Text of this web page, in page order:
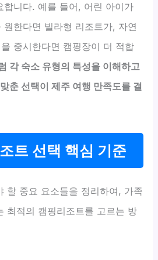
합니다. 예를 들어, 어린 아이가
한다면 빌라형 리조트가, 자연
중시한다면 캠핑장이 더 적합
각 숙소 유형의 특성을 이해하고
춘 선택이 제주 여행 만족도를 결
트 선택 핵심 기준
할 중요 요소들을 정리하여, 가족
최적의 캠핑리조트를 고르는 방